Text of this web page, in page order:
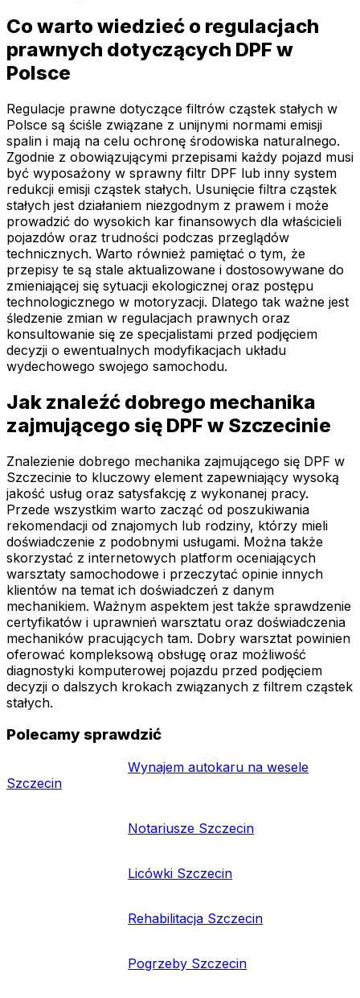
Co warto wiedzieć o regulacjach
prawnych dotyczących DPF w
Polsce
Regulacje prawne dotyczące filtrów cząstek stałych w
Polsce są ściśle związane z unijnymi normami emisji
spalin i mają na celu ochronę środowiska naturalnego.
Zgodnie z obowiązującymi przepisami każdy pojazd musi
być wyposażony w sprawny filtr DPF lub inny system
redukcji emisji cząstek stałych. Usunięcie filtra cząstek
stałych jest działaniem niezgodnym z prawem i może
prowadzić do wysokich kar finansowych dla właścicieli
pojazdów oraz trudności podczas przeglądów
technicznych. Warto również pamiętać o tym, że
przepisy te są stale aktualizowane i dostosowywane do
zmieniającej się sytuacji ekologicznej oraz postępu
technologicznego w motoryzacji. Dlatego tak ważne jest
śledzenie zmian w regulacjach prawnych oraz
konsultowanie się ze specjalistami przed podjęciem
decyzji o ewentualnych modyfikacjach układu
wydechowego swojego samochodu.
Jak znaleźć dobrego mechanika
zajmującego się DPF w Szczecinie
Znalezienie dobrego mechanika zajmującego się DPF w
Szczecinie to kluczowy element zapewniający wysoką
jakość usług oraz satysfakcję z wykonanej pracy.
Przede wszystkim warto zacząć od poszukiwania
rekomendacji od znajomych lub rodziny, którzy mieli
doświadczenie z podobnymi usługami. Można także
skorzystać z internetowych platform oceniających
warsztaty samochodowe i przeczytać opinie innych
klientów na temat ich doświadczeń z danym
mechanikiem. Ważnym aspektem jest także sprawdzenie
certyfikatów i uprawnień warsztatu oraz doświadczenia
mechaników pracujących tam. Dobry warsztat powinien
oferować kompleksową obsługę oraz możliwość
diagnostyki komputerowej pojazdu przed podjęciem
decyzji o dalszych krokach związanych z filtrem cząstek
stałych.
Polecamy sprawdzić
Wynajem autokaru na wesele
Szczecin
Notariusze Szczecin
Licówki Szczecin
Rehabilitacja Szczecin
Pogrzeby Szczecin